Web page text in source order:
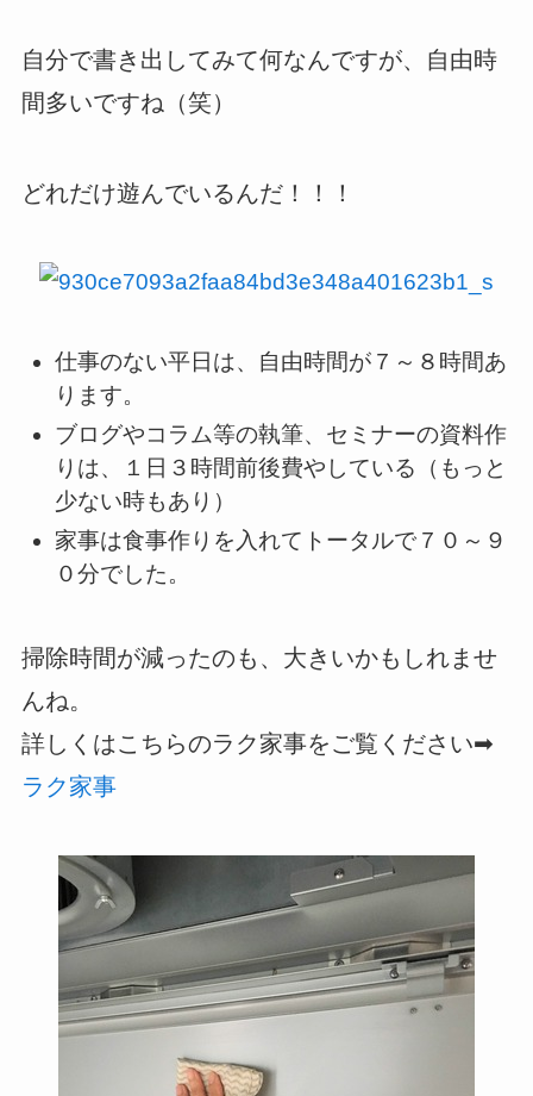
自分で書き出してみて何なんですが、自由時
間多いですね（笑）
どれだけ遊んでいるんだ！！！
仕事のない平日は、自由時間が７～８時間あ
ります。
ブログやコラム等の執筆、セミナーの資料作
りは、１日３時間前後費やしている（もっと
少ない時もあり）
家事は食事作りを入れてトータルで７０～９
０分でした。
掃除時間が減ったのも、大きいかもしれませ
んね。
詳しくはこちらのラク家事をご覧ください➡
ラク家事